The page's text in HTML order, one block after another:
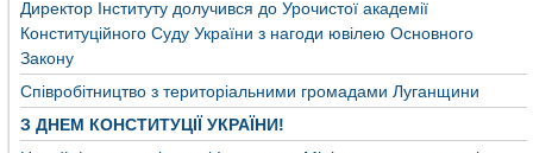
Директор Інституту долучився до Урочистої академії
Конституційного Суду України з нагоди ювілею Основного
Закону
Співробітництво з територіальними громадами Луганщини
З ДНЕМ КОНСТИТУЦІЇ УКРАЇНИ!